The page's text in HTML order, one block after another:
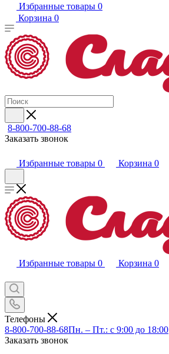
Избранные товары 0
Корзина 0
8-800-700-88-68
Заказать звонок
Избранные товары 0 Корзина 0
Избранные товары 0 Корзина 0
Телефоны
8-800-700-88-68Пн. – Пт.: с 9:00 до 18:00
Заказать звонок